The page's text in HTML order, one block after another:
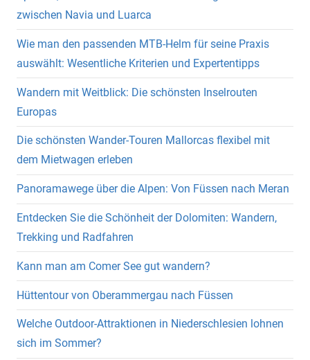
zwischen Navia und Luarca
Wie man den passenden MTB-Helm für seine Praxis
auswählt: Wesentliche Kriterien und Expertentipps
Wandern mit Weitblick: Die schönsten Inselrouten
Europas
Die schönsten Wander-Touren Mallorcas flexibel mit
dem Mietwagen erleben
Panoramawege über die Alpen: Von Füssen nach Meran
Entdecken Sie die Schönheit der Dolomiten: Wandern,
Trekking und Radfahren
Kann man am Comer See gut wandern?
Hüttentour von Oberammergau nach Füssen
Welche Outdoor-Attraktionen in Niederschlesien lohnen
sich im Sommer?